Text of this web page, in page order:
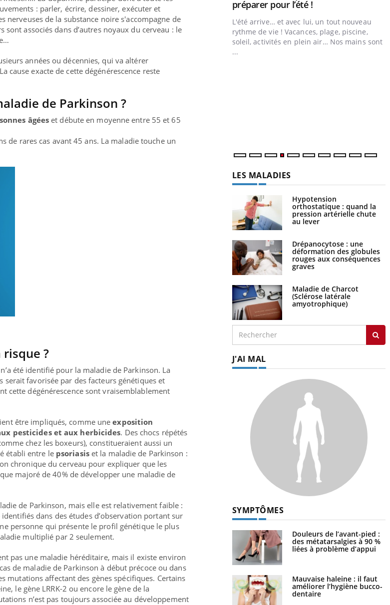
: parler, écrire, dessiner, exécuter et
de la substance noire s'accompagne de
associés dans d’autres noyaux du cerveau : le
années ou décennies, qui va altérer
cause exacte de cette dégénérescence reste
de Parkinson ?
âgées et débute en moyenne entre 55 et 65
de rares cas avant 45 ans. La maladie touche un
?
n’a été identifié pour la maladie de Parkinson. La
serait favorisée par des facteurs génétiques et
cette dégénérescence sont vraisemblablement
être impliqués, comme uneexposition
pesticides et aux herbicides. Des chocs répétés
chez les boxeurs), constitueraient aussi un
établi entre le psoriasiset la maladie de Parkinson :
chronique du cerveau pour expliquer que les
majoré de 40% de développer une maladie de
de Parkinson, mais elle est relativement faible :
dans des études d’observation portant sur
personne qui présente le profil génétique le plus
multiplié par 2 seulement.
pas une maladie héréditaire, mais il existe environ
de maladie de Parkinson à début précoce ou dans
mutations affectant des gènes spécifiques. Certains
le gène LRRK-2 ou encore le gène de la
n’est pas toujours associée au développement
mental ou
de la
ce qui la rend
osait en parler??Youtube
En 2026, l'insuline dans le diabète de type 2
reste entourée d'idées reçues chez les
préparer pour l’été !Youtube
L'été arrive… et avec lui, un tout nouveau
rythme de vie ! Vacances, plage, piscine,
soleil, activités en plein air… Nos mains sont
...
LES MALADIES
Hypotension
orthostatique : quand la
pression artérielle chute
au lever
Drépanocytose : une
déformation des globules
rouges aux conséquences
graves
Maladie de Charcot
(Sclérose latérale
amyotrophique)
J'AI MAL
SYMPTÔMES
Douleurs de l’avant-pied :
des métatarsalgies à 90 %
liées à problème d’appui
Mauvaise haleine : il faut
améliorer l’hygiène bucco-
dentaire